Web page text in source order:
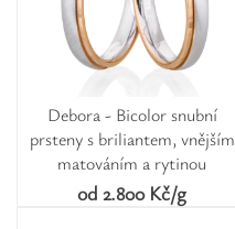
Debora - Bicolor snubní
prsteny s briliantem, vnějším
matováním a rytinou
od 2.800 Kč/g